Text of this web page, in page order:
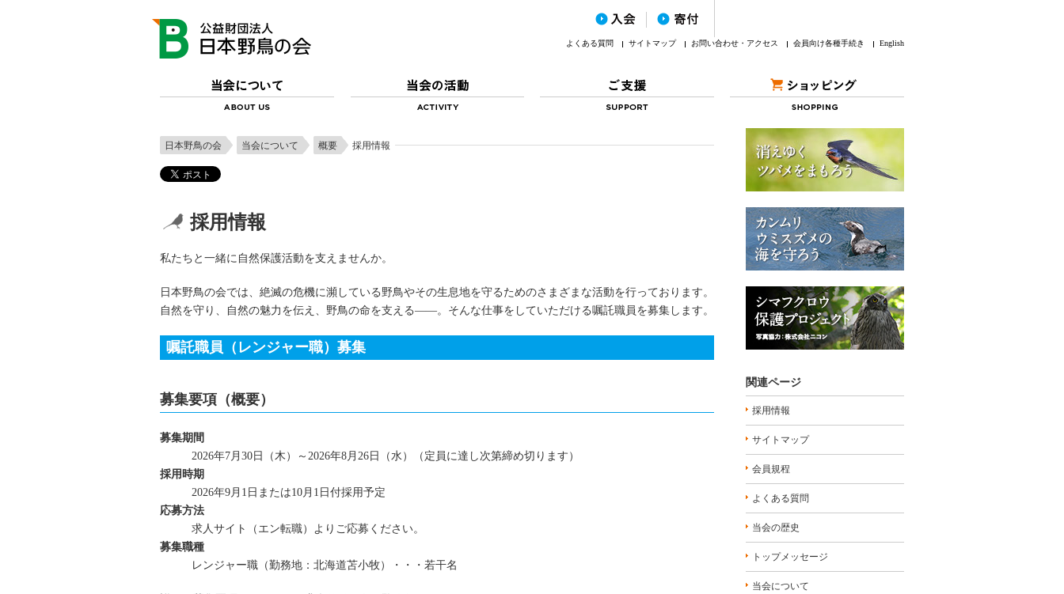
よくある質問 サイトマップ お問い合わせ・アクセス 会員向け各種手続き English
日本野鳥の会 当会について 概要 採用情報
採用情報
私たちと一緒に自然保護活動を支えませんか。
日本野鳥の会では、絶滅の危機に瀕している野鳥やその生息地を守るためのさまざまな活動を行っております。
自然を守り、自然の魅力を伝え、野鳥の命を支える――。そんな仕事をしていただける嘱託職員を募集します。
嘱託職員（レンジャー職）募集
募集要項（概要）
募集期間
2026年7月30日（木）～2026年8月26日（水）（定員に達し次第締め切ります）
採用時期
2026年9月1日または10月1日付採用予定
応募方法
求人サイト（エン転職）よりご応募ください。
募集職種
レンジャー職（勤務地：北海道苫小牧）・・・若干名
関連ページ
採用情報
サイトマップ
会員規程
よくある質問
当会の歴史
トップメッセージ
当会について